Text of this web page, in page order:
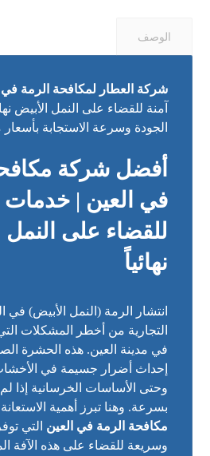
الوصف
شركة العطار لمكافحة الرمة في
آمنة للقضاء على النمل الأبيض
الجودة وسرعة الاستجابة
أفضل شركة
في العين |
للقضاء على النمل
نهائياً
انتشار الرمة (النمل الأبيض) في
التجارية من أخطر المشكلات
في مدينة العين. هذه الحشرة
إحداث أضرار جسيمة في
وحتى الأساسات الخرسانية إذا لم
بسرعة. وهنا تبرز أهمية الاستعانة
مكافحة الرمة في العين التي
وسريعة للقضاء على هذه الآفة